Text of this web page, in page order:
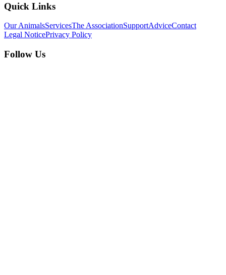
Quick Links
Our AnimalsServicesThe AssociationSupportAdviceContact
Legal NoticePrivacy Policy
Follow Us